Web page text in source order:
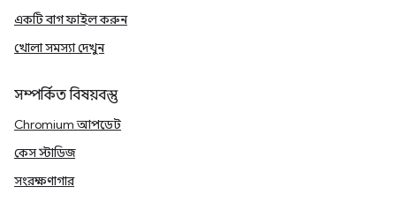
একটি বাগ ফাইল করুন
খোলা সমস্যা দেখুন
সম্পর্কিত বিষয়বস্তু
Chromium আপডেট
কেস স্টাডিজ
সংরক্ষণাগার